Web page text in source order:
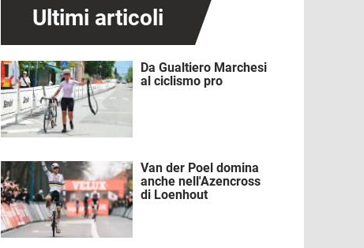
Ultimi articoli
Immagine
Da Gualtiero Marchesi
al ciclismo pro
Immagine
Van der Poel domina
anche nell'Azencross
di Loenhout